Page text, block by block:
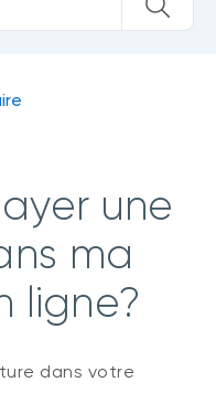
une
ma
ligne?
dans votre